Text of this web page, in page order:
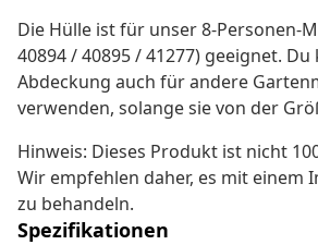
Die Hülle ist für unser 8-Personen-
40894 / 40895 / 41277) geeignet.
Abdeckung auch für andere
verwenden, solange sie von der
Hinweis: Dieses Produkt ist nicht
Wir empfehlen daher, es mit einem
zu behandeln.
Spezifikationen